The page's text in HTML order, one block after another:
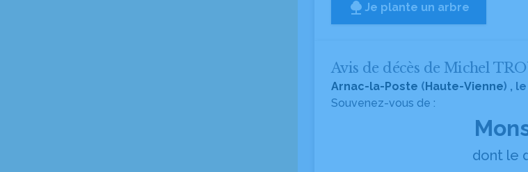
Je plante un arbre
Avis de décès de Michel
Arnac-la-Poste (Haute-Vienne) ,
Souvenez-vous de :
dont le